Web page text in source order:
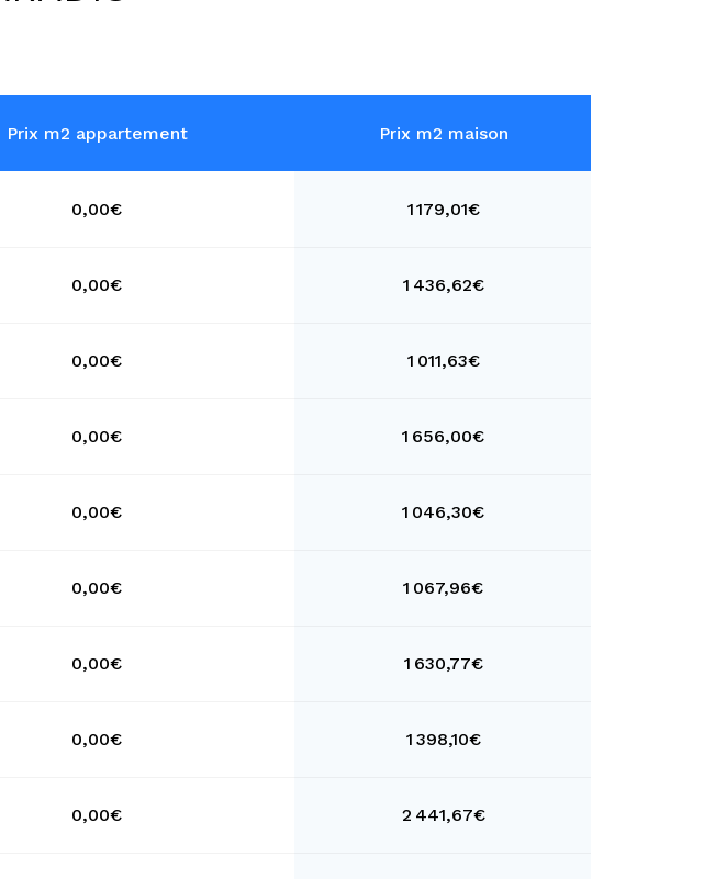
Prix m2 appartement Prix m2 maison
0,00€ 1 179,01€
0,00€ 1 436,62€
0,00€ 1 011,63€
0,00€ 1 656,00€
0,00€ 1 046,30€
0,00€ 1 067,96€
0,00€ 1 630,77€
0,00€ 1 398,10€
0,00€ 2 441,67€